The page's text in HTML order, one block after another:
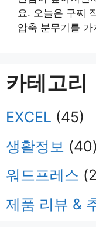
요. 오늘은 구찌
압축 분무기를
는데요. 프리워
더 읽기
카테고리
EXCEL (45)
생활정보 (40)
워드프레스
제품 리뷰 &